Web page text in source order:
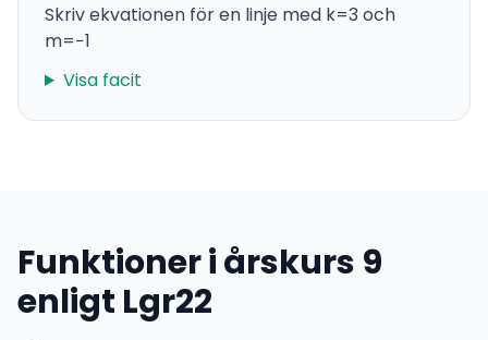
Skriv ekvationen för en linje med k=3 och
m=−1
Visa facit
Funktioner i årskurs 9
enligt Lgr22